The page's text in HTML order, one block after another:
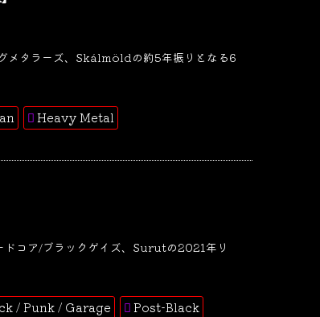
タラーズ、Skálmöldの約5年振りとなる6
Heavy Metal
ドコア/ブラックゲイズ、Surutの2021年リ
/ Punk / Garage Post-Black